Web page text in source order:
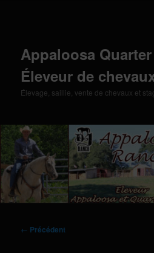
Appaloosa
Éleveur de
Élevage, saillie, vente de chevaux et
Navigation
← Précédent